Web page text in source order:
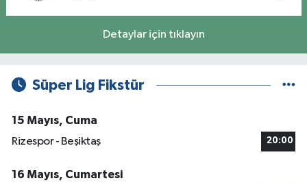
Detaylar için tıklayın
Süper Lig Fikstür
15 Mayıs, Cuma
Rizespor - Beşiktaş
20:00
16 Mayıs, Cumartesi